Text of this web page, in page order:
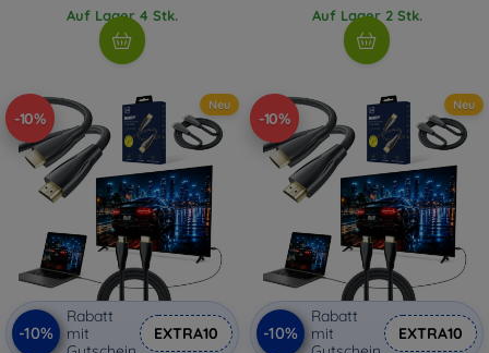
Auf Lager 4 Stk. Auf Lager 2 Stk.
-10%
Neu
-10%
Rabatt
mit
EXTRA10
-10%
Neu
-10%
Rabatt
mit
EXTRA10